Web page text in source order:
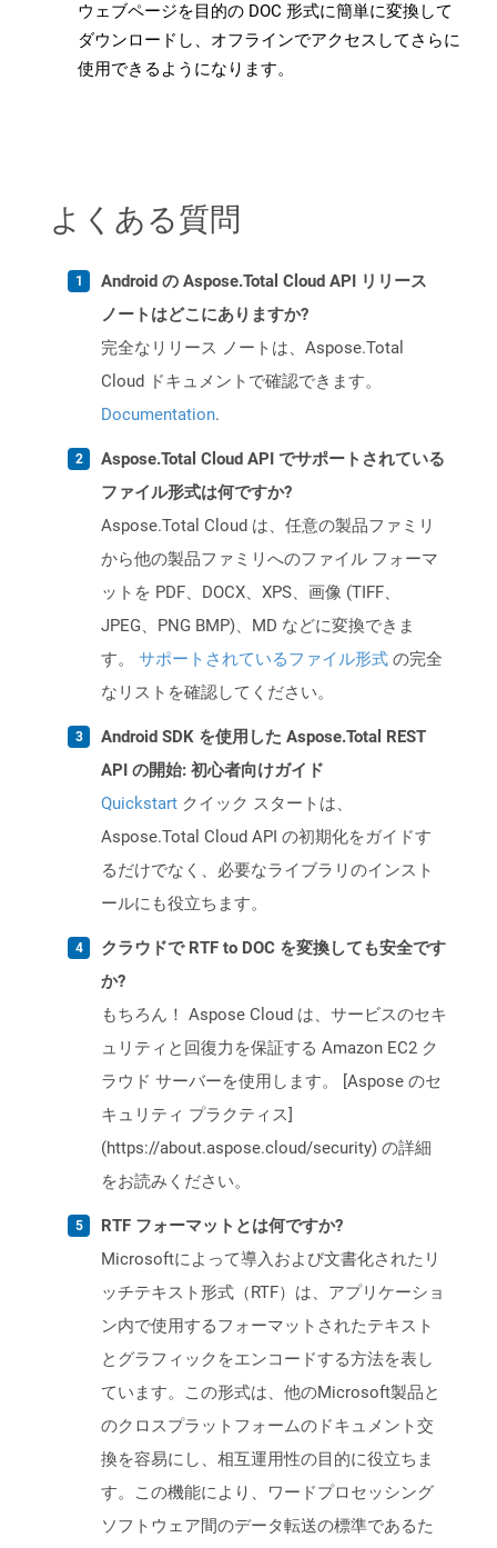
ウェブページを目的の DOC 形式に簡単に変換して
ダウンロードし、オフラインでアクセスしてさらに
使用できるようになります。
よくある質問
Android の Aspose.Total Cloud API リリース
ノートはどこにありますか?
完全なリリース ノートは、Aspose.Total
Cloud ドキュメントで確認できます。
Documentation.
Aspose.Total Cloud API でサポートされている
ファイル形式は何ですか?
Aspose.Total Cloud は、任意の製品ファミリ
から他の製品ファミリへのファイル フォーマ
ットを PDF、DOCX、XPS、画像 (TIFF、
JPEG、PNG BMP)、MD などに変換できま
す。 サポートされているファイル形式 の完全
なリストを確認してください。
Android SDK を使用した Aspose.Total REST
API の開始: 初心者向けガイド
Quickstart クイック スタートは、
Aspose.Total Cloud API の初期化をガイドす
るだけでなく、必要なライブラリのインスト
ールにも役立ちます。
クラウドで RTF to DOC を変換しても安全です
か?
もちろん！ Aspose Cloud は、サービスのセキ
ュリティと回復力を保証する Amazon EC2 ク
ラウド サーバーを使用します。 [Aspose のセ
キュリティ プラクティス]
(https://about.aspose.cloud/security) の詳細
をお読みください。
RTF フォーマットとは何ですか?
Microsoftによって導入および文書化されたリ
ッチテキスト形式（RTF）は、アプリケーショ
ン内で使用するフォーマットされたテキスト
とグラフィックをエンコードする方法を表し
ています。この形式は、他のMicrosoft製品と
のクロスプラットフォームのドキュメント交
換を容易にし、相互運用性の目的に役立ちま
す。この機能により、ワードプロセッシング
ソフトウェア間のデータ転送の標準であるた